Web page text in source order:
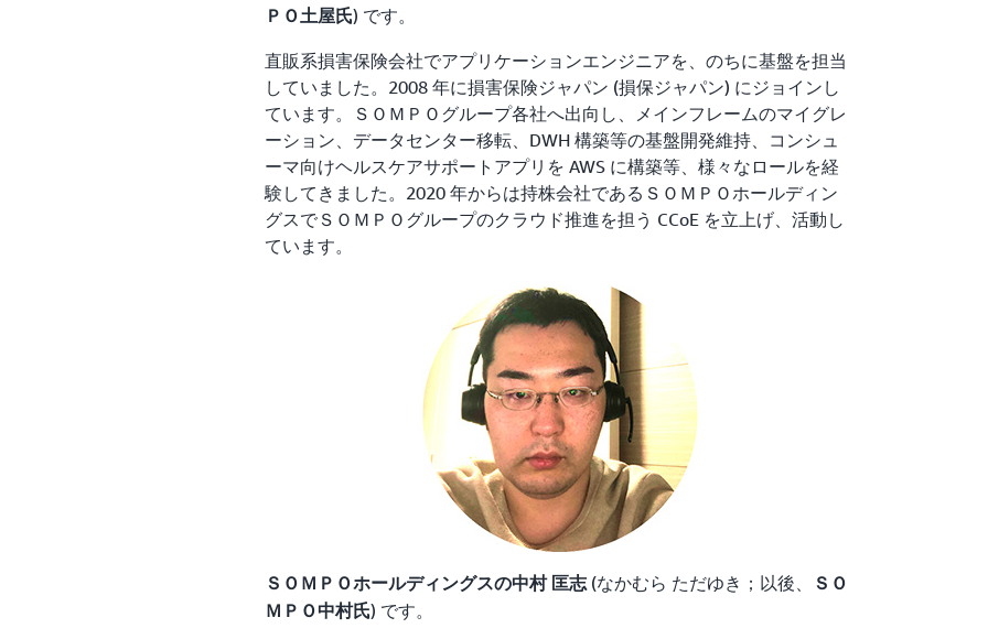
ＰＯ土屋氏) です。
直販系損害保険会社でアプリケーションエンジニアを、のちに基盤を担当
していました。2008 年に損害保険ジャパン (損保ジャパン) にジョインし
ています。ＳＯＭＰＯグループ各社へ出向し、メインフレームのマイグレ
ーション、データセンター移転、DWH 構築等の基盤開発維持、コンシュ
ーマ向けヘルスケアサポートアプリを AWS に構築等、様々なロールを経
験してきました。2020 年からは持株会社であるＳＯＭＰＯホールディン
グスでＳＯＭＰＯグループのクラウド推進を担う CCoE を立上げ、活動し
ています。
ＳＯＭＰＯホールディングスの中村 匡志 (なかむら ただゆき；以後、
ＳＯ
ＭＰＯ中村氏) です。